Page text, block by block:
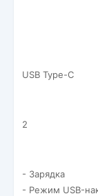
USB Type-C
2
- Зарядка
- Режим USB-